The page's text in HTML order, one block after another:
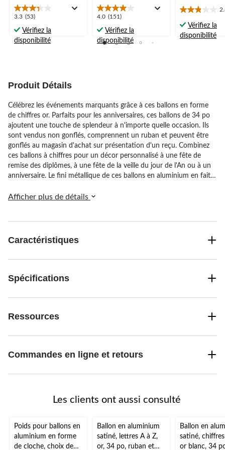
3.3 (53)
3.3
étoile(s)
sur
5.
Vérifiez la
disponibilité
4.0 (151)
4.0
étoile(s)
sur
5.
Vérifiez la
disponibilité
2.8
étoile(s)
sur
Vérifiez la
disponibilité
Produit Détails
Célébrez les événements marquants grâce à ces ballons en forme
de chiffres or. Parfaits pour les anniversaires, ces ballons de 34 po
ajoutent une touche de splendeur à n'importe quelle occasion. Ils
sont vendus non gonflés, comprennent un ruban et peuvent être
gonflés au magasin d'achat sur présentation d'un reçu. Combinez
ces ballons à chiffres pour un décor personnalisé à une fête de
remise des diplômes, à une fête de la veille du jour de l'An ou à un
anniversaire. Le fini métallique de ces ballons en aluminium en fait
cabine photo. Faits d'aluminium, ces ballons sont auto-scellants et
Afficher plus de détails
Caractéristiques
Spécifications
Ressources
Commandes en ligne et retours
Les clients ont aussi consulté
Poids pour ballons en
aluminium en forme
de cloche, choix de
Ballon en aluminium
satiné, lettres A à Z,
or, 34 po, ruban et
Ballon en
satiné,
or blanc, 34